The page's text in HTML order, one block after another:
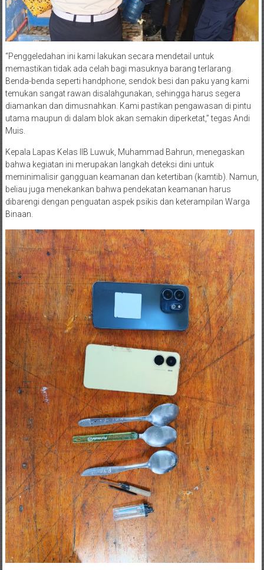
“Penggeledahan ini kami lakukan secara mendetail untuk
memastikan tidak ada celah bagi masuknya barang terlarang.
Benda-benda seperti handphone, sendok besi dan paku yang kami
temukan sangat rawan disalahgunakan, sehingga harus segera
diamankan dan dimusnahkan. Kami pastikan pengawasan di pintu
utama maupun di dalam blok akan semakin diperketat,” tegas Andi
Muis.
Kepala Lapas Kelas IIB Luwuk, Muhammad Bahrun, menegaskan
bahwa kegiatan ini merupakan langkah deteksi dini untuk
meminimalisir gangguan keamanan dan ketertiban (kamtib). Namun,
beliau juga menekankan bahwa pendekatan keamanan harus
dibarengi dengan penguatan aspek psikis dan keterampilan Warga
Binaan.